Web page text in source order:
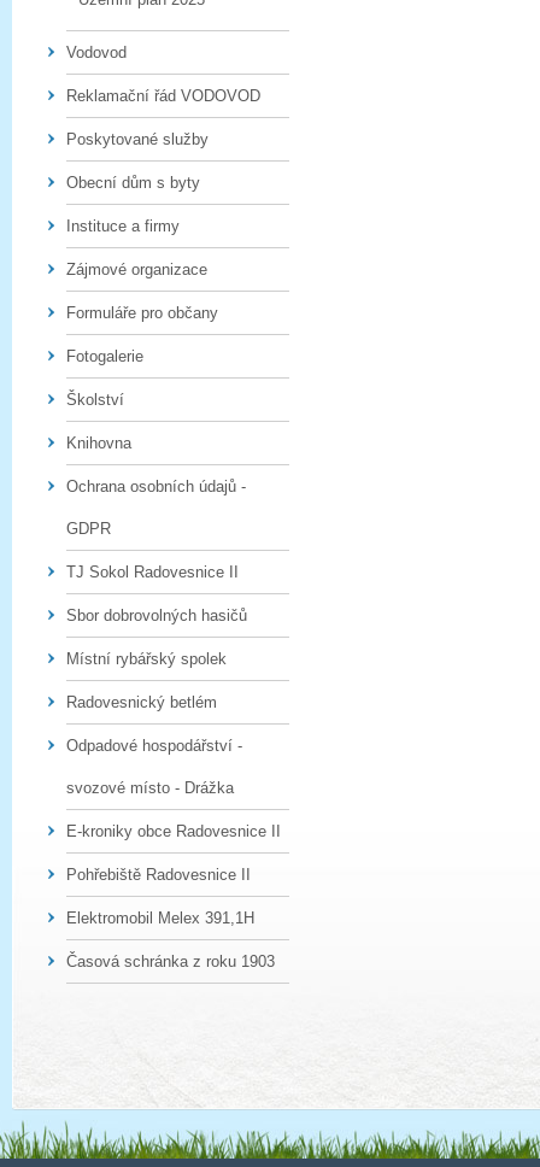
Vodovod
Reklamační řád VODOVOD
Poskytované služby
Obecní dům s byty
Instituce a firmy
Zájmové organizace
Formuláře pro občany
Fotogalerie
Školství
Knihovna
Ochrana osobních údajů -
GDPR
TJ Sokol Radovesnice II
Sbor dobrovolných hasičů
Místní rybářský spolek
Radovesnický betlém
Odpadové hospodářství -
svozové místo - Drážka
E-kroniky obce Radovesnice II
Pohřebiště Radovesnice II
Elektromobil Melex 391,1H
Časová schránka z roku 1903